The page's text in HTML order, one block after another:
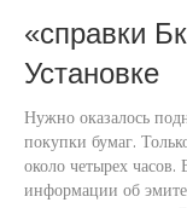
«справки
Установке
Нужно оказалось
покупки бумаг.
около четырех часов.
информации об